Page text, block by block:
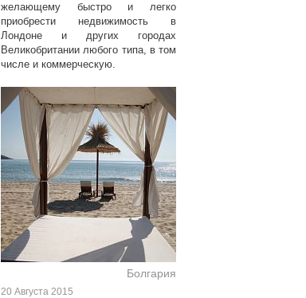
желающему быстро и легко
приобрести недвижимость в
Лондоне и других городах
Великобритании любого типа, в том
числе и коммерческую.
Болгария
20 Августа 2015